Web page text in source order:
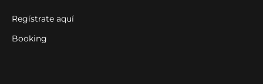
Regístrate aquí
Booking